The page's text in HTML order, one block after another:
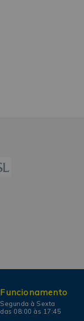
Funcionamento
Segunda à Sexta
das 08:00 às 17:45